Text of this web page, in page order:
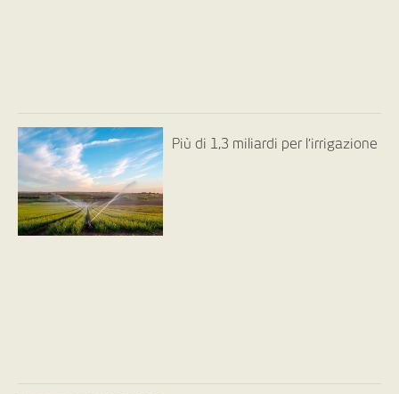
Più di 1,3 miliardi per l’irrigazione